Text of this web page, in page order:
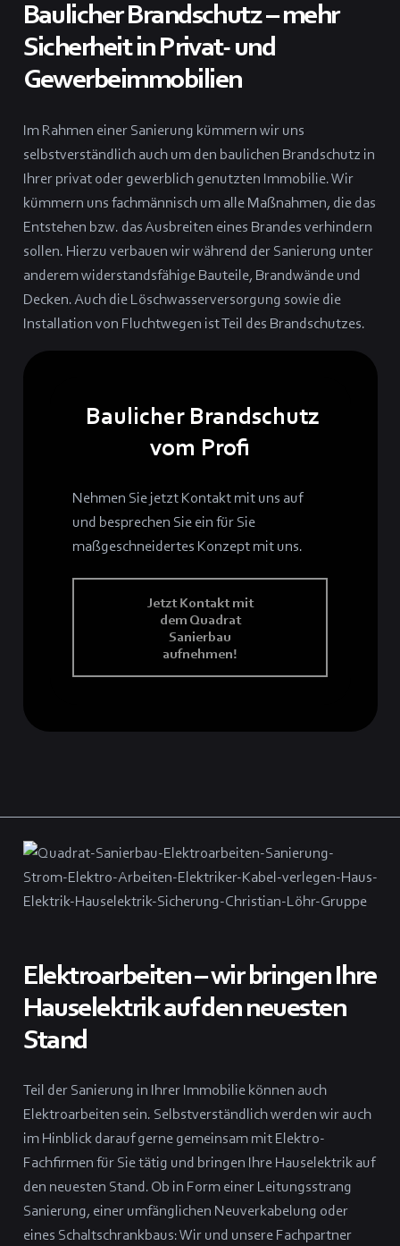
Baulicher Brandschutz – mehr
Sicherheit in Privat- und
Gewerbeimmobilien
Im Rahmen einer Sanierung kümmern wir uns
selbstverständlich auch um den baulichen Brandschutz in
Ihrer privat oder gewerblich genutzten Immobilie. Wir
kümmern uns fachmännisch um alle Maßnahmen, die das
Entstehen bzw. das Ausbreiten eines Brandes verhindern
sollen. Hierzu verbauen wir während der Sanierung unter
anderem widerstandsfähige Bauteile, Brandwände und
Decken. Auch die Löschwasserversorgung sowie die
Installation von Fluchtwegen ist Teil des Brandschutzes.
Baulicher Brandschutz
vom Profi
Nehmen Sie jetzt Kontakt mit uns auf
und besprechen Sie ein für Sie
maßgeschneidertes Konzept mit uns.
Jetzt Kontakt mit
dem Quadrat
Sanierbau
aufnehmen!
Elektroarbeiten – wir bringen Ihre
Hauselektrik auf den neuesten
Stand
Teil der Sanierung in Ihrer Immobilie können auch
Elektroarbeiten sein. Selbstverständlich werden wir auch
im Hinblick darauf gerne gemeinsam mit Elektro-
Fachfirmen für Sie tätig und bringen Ihre Hauselektrik auf
den neuesten Stand. Ob in Form einer Leitungsstrang
Sanierung, einer umfänglichen Neuverkabelung oder
eines Schaltschrankbaus: Wir und unsere Fachpartner